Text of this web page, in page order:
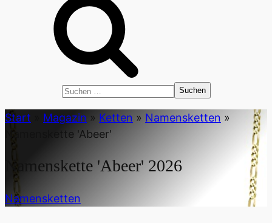
Suchen
Start
Magazin » Ketten » Namensketten »
Namenskette 'Abeer'
Namenskette 'Abeer' 2026
Namensketten